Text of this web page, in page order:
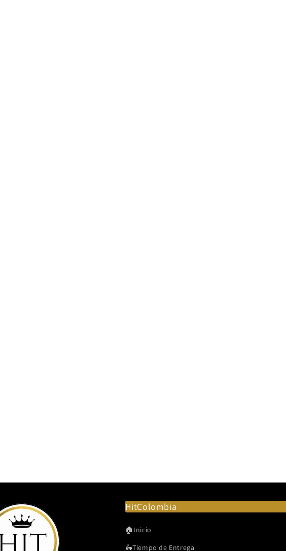
HitColombia
🏠Inicio
🛵Tiempo de Entrega